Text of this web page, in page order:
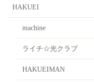
HAKUEI
machine
ライチ☆光クラブ
HAKUEIMAN